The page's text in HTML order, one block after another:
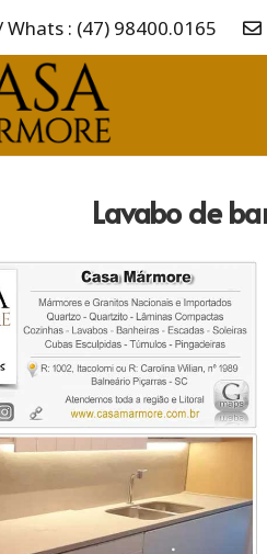
: (47) 98400.0165
Lavabo de